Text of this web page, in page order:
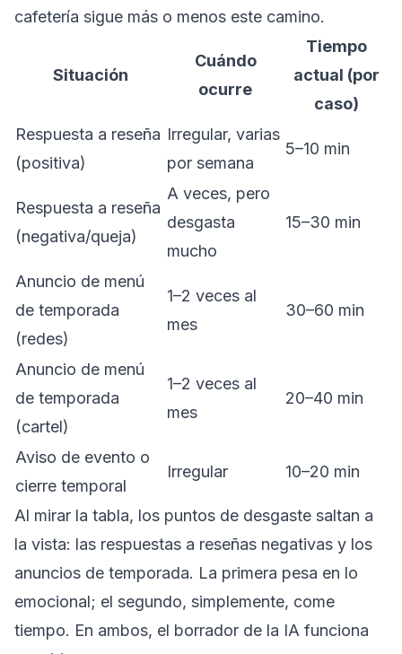
cafetería sigue más o menos este camino.
Situación
Cuándo
ocurre
Tiempo
actual (por
caso)
Respuesta a reseña
(positiva)
Irregular, varias
por semana
5–10 min
Respuesta a reseña
(negativa/queja)
A veces, pero
desgasta
mucho
15–30 min
Anuncio de menú
de temporada
(redes)
1–2 veces al
mes
30–60 min
Anuncio de menú
de temporada
(cartel)
1–2 veces al
mes
20–40 min
Aviso de evento o
cierre temporal
Irregular 10–20 min
Al mirar la tabla, los puntos de desgaste saltan a
la vista: las respuestas a reseñas negativas y los
anuncios de temporada. La primera pesa en lo
emocional; el segundo, simplemente, come
tiempo. En ambos, el borrador de la IA funciona